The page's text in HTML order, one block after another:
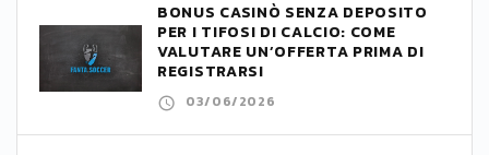
BONUS CASINÒ SENZA DEPOSITO
PER I TIFOSI DI CALCIO: COME
VALUTARE UN’OFFERTA PRIMA DI
REGISTRARSI
03/06/2026